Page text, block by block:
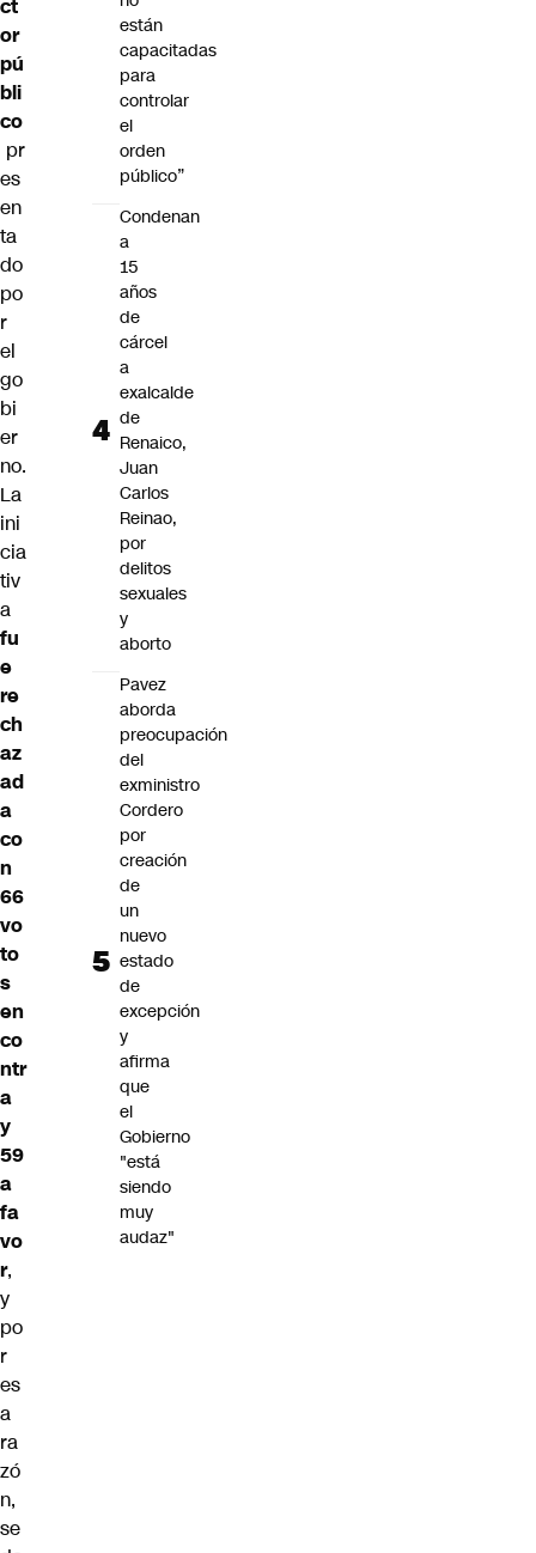
ct
or
pú
bli
co
pr
es
en
ta
do
po
r
el
go
bi
er
no.
La
ini
cia
tiv
a
fu
e
re
ch
az
ad
a
co
n
66
vo
to
s
en
co
ntr
a
y
59
a
fa
vo
r,
y
po
r
es
a
ra
zó
n,
se
están
capacitadas
para
controlar
el
orden
público”
Condenan
a
15
años
de
cárcel
a
exalcalde
de
Renaico,
Juan
Carlos
Reinao,
por
delitos
sexuales
y
aborto
Pavez
aborda
preocupación
del
exministro
Cordero
por
creación
de
un
nuevo
estado
de
excepción
y
afirma
que
el
Gobierno
"está
siendo
muy
audaz"